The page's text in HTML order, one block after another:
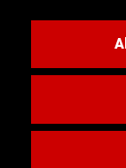
Cookie-